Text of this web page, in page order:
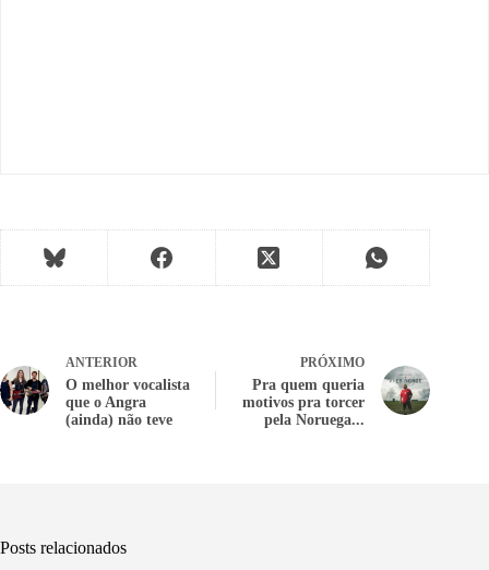
ANTERIOR
O melhor vocalista
que o Angra
(ainda) não teve
PRÓXIMO
Pra quem queria
motivos pra torcer
pela Noruega...
Posts relacionados